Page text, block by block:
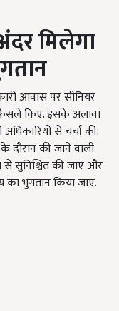
मिलेगा
आवास पर सीनियर
किए. इसके अलावा
से चर्चा की.
दौरान की जाने वाली
से सुनिश्चित की जाएं और
भुगतान किया जाए.